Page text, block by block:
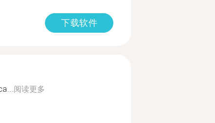
下载软件
阅读更多